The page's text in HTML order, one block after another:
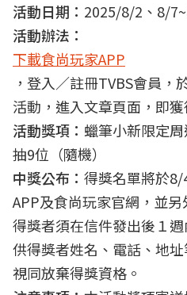
活動日期： 2025/8/2、8/
活動辦法：
下載食尚玩家APP
，登入／註冊TVBS會員，
活動，進入文章頁面，即
活動獎項： 蠟筆小新限定
抽9位（隨機）
中獎公布： 得獎名單將於
APP及食尚玩家官網，並
得獎者須在信件發出後１
供得獎者姓名、電話、地
視同放棄得獎資格。